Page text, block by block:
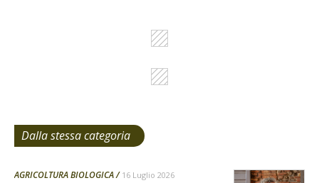
Dalla stessa categoria
AGRICOLTURA BIOLOGICA 16 Luglio 2026